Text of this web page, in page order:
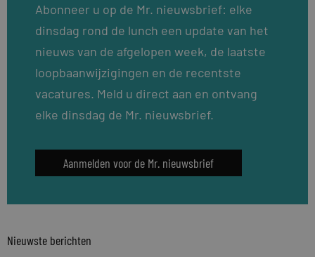
Abonneer u op de Mr. nieuwsbrief: elke
dinsdag rond de lunch een update van het
nieuws van de afgelopen week, de laatste
loopbaanwijzigingen en de recentste
vacatures. Meld u direct aan en ontvang
elke dinsdag de Mr. nieuwsbrief.
Aanmelden voor de Mr. nieuwsbrief
Nieuwste berichten